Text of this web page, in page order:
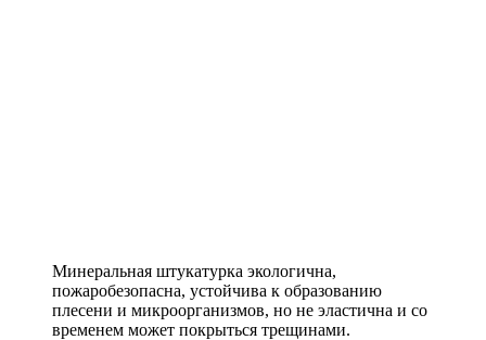
Минеральная штукатурка экологична,
пожаробезопасна, устойчива к образованию
плесени и микроорганизмов, но не эластична и со
временем может покрыться трещинами.